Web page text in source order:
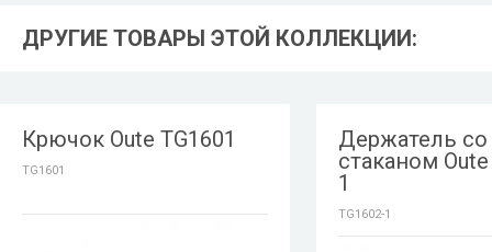
ДРУГИЕ ТОВАРЫ ЭТОЙ КОЛЛЕКЦИИ:
Крючок Oute TG1601
TG1601
Держатель со
стаканом
1
TG1602-1